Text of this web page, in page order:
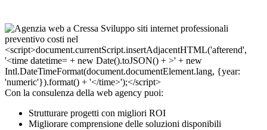
Con la consulenza della web agency puoi:
Strutturare progetti con migliori ROI
Migliorare comprensione delle soluzioni disponibili